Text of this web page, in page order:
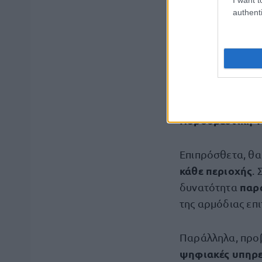
Όπως
Πυροσβεστική
προχωρά
την
Πυροσβεστική
Επιπρόσθετα,
κάθε περιοχής
δυνατότητα
της αρμόδιας
Παράλληλα,
ψηφιακές